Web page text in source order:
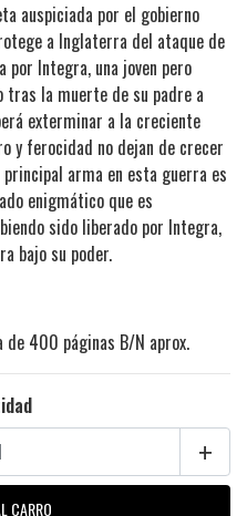
auspiciada por el gobierno
a Inglaterra del ataque de
por Integra, una joven pero
la muerte de su padre a
exterminar a la creciente
y ferocidad no dejan de crecer
principal arma en esta guerra es
enigmático que es
sido liberado por Integra,
bajo su poder.
400 páginas B/N aprox.
+